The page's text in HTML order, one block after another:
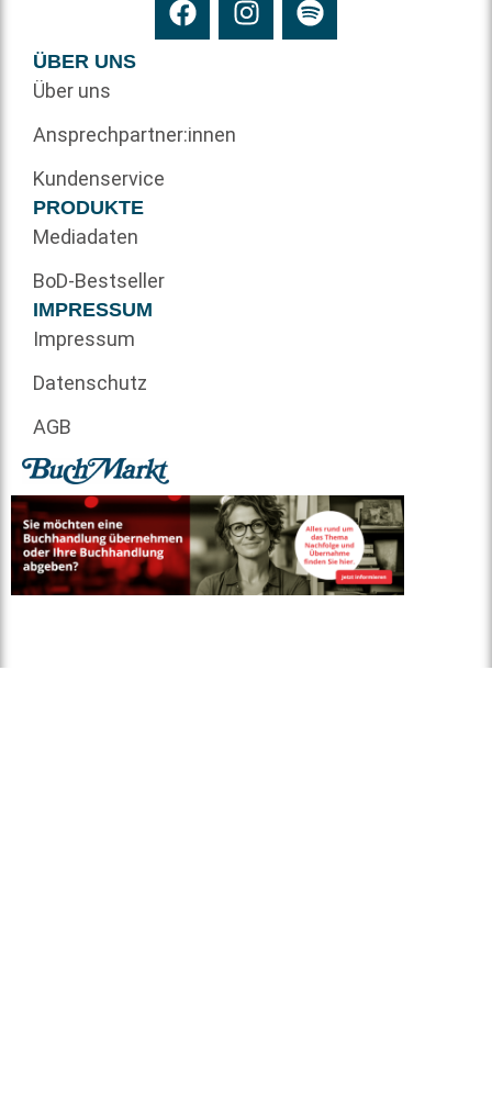
ÜBER UNS
Über uns
Ansprechpartner:innen
Kundenservice
PRODUKTE
Mediadaten
BoD-Bestseller
IMPRESSUM
Impressum
Datenschutz
AGB